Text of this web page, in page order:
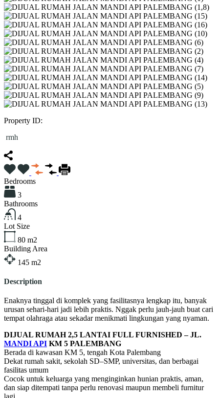
Property ID:
rmh
Bedrooms
3
Bathrooms
4
Lot Size
80 m2
Building Area
145 m2
Description
Enaknya tinggal di komplek yang fasilitasnya lengkap itu, banyak
urusan sehari-hari jadi lebih praktis. Nggak perlu jauh-jauh buat cari
tempat olahraga atau sekadar menikmati lingkungan yang nyaman.
DIJUAL RUMAH 2,5 LANTAI FULL FURNISHED – JL.
MANDI API KM 5 PALEMBANG
Berada di kawasan KM 5, tengah Kota Palembang
Dekat rumah sakit, sekolah SD–SMP, universitas, dan berbagai
fasilitas umum
Cocok untuk keluarga yang menginginkan hunian praktis, aman,
dan siap ditempati tanpa perlu renovasi maupun membeli furnitur